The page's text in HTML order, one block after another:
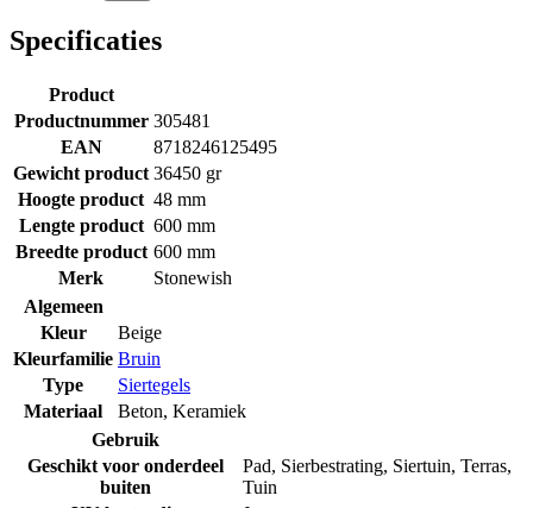
Specificaties
Product
Productnummer 305481
EAN
8718246125495
Gewicht product 36450 gr
Hoogte product 48 mm
Lengte product 600 mm
Breedte product 600 mm
Merk
Stonewish
Algemeen
Kleur
Beige
Kleurfamilie Bruin
Type
Siertegels
Materiaal
Beton, Keramiek
Gebruik
Geschikt voor onderdeel
buiten
Pad, Sierbestrating, Siertuin, Terras,
Tuin